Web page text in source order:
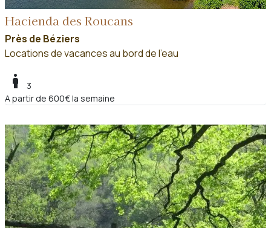
Hacienda des Roucans
Près de Béziers
Locations de vacances au bord de l'eau
boy
3
A partir de 600€ la semaine